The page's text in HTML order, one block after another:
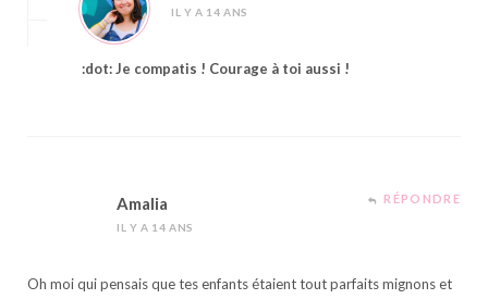
IL Y A 14 ANS
:dot: Je compatis ! Courage à toi aussi !
Amalia
IL Y A 14 ANS
RÉPONDRE
Oh moi qui pensais que tes enfants étaient tout parfaits mignons et